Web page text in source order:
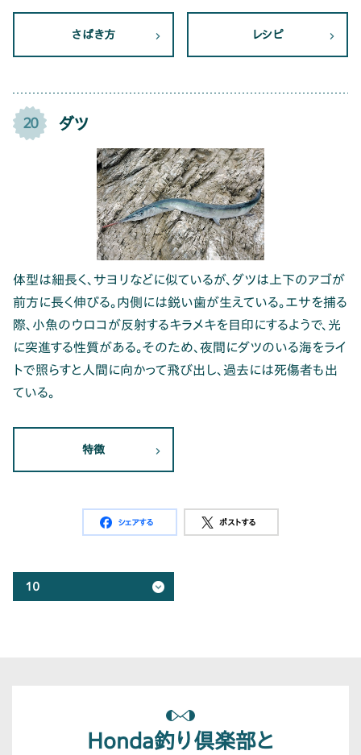
さばき方 レシピ
20 ダツ
体型は細長く、サヨリなどに似ているが、ダツは上下のアゴが
前方に長く伸びる。内側には鋭い歯が生えている。エサを捕る
際、小魚のウロコが反射するキラメキを目印にするようで、光
に突進する性質がある。そのため、夜間にダツのいる海をライ
トで照らすと人間に向かって飛び出し、過去には死傷者も出
ている。
特徴
シェアする ポストする
10
Honda釣り倶楽部と